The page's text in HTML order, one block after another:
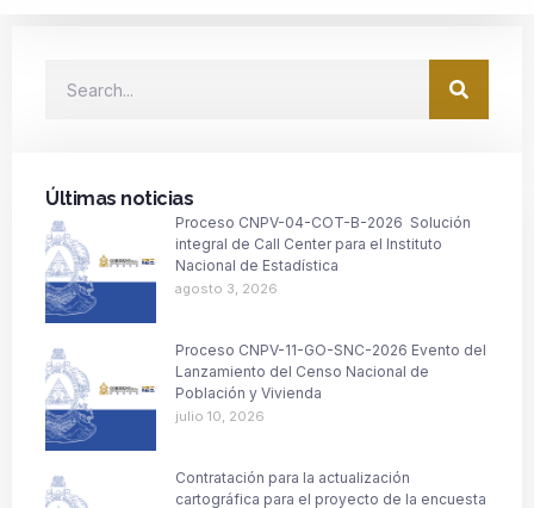
Últimas noticias
Proceso CNPV-04-COT-B-2026 Solución
integral de Call Center para el Instituto
Nacional de Estadística
agosto 3, 2026
Proceso CNPV-11-GO-SNC-2026 Evento del
Lanzamiento del Censo Nacional de
Población y Vivienda
julio 10, 2026
Contratación para la actualización
cartográfica para el proyecto de la encuesta